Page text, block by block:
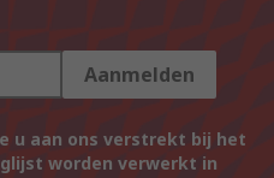
Aanmelden
u aan ons verstrekt bij het
worden verwerkt in